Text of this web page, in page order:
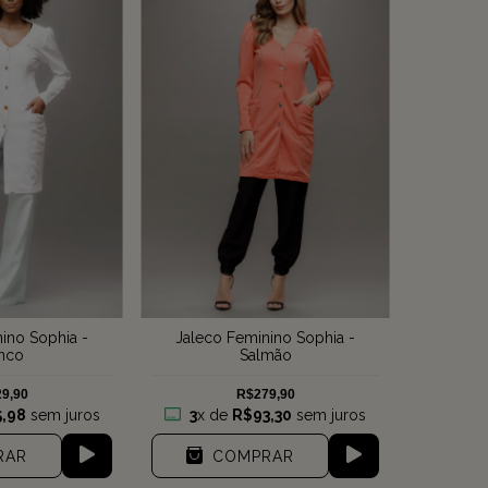
Sophia -
sem juros
Jaleco Feminino Sophia -
Salmão
R$279,90
3x de R$93,30 sem juros
COMPRAR